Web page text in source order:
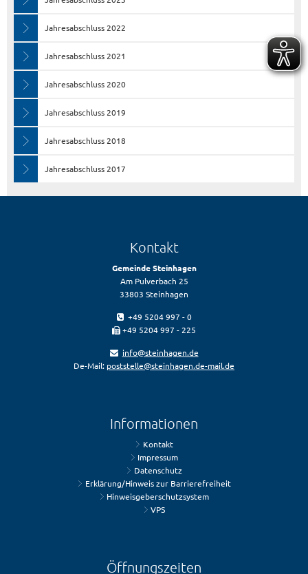
Jahresabschluss 2022
Jahresabschluss 2021
Jahresabschluss 2020
Jahresabschluss 2019
Jahresabschluss 2018
Jahresabschluss 2017
Kontakt
Gemeinde Steinhagen
Am Pulverbach 25
33803 Steinhagen
+49 5204 997 - 0
+49 5204 997 - 225
info@steinhagen.de
De-Mail: poststelle@steinhagen.de-mail.de
Informationen
Kontakt
Impressum
Datenschutz
Erklärung/Hinweis zur Barrierefreiheit
Hinweisgeberschutzsystem
VPS
Öffnungszeiten